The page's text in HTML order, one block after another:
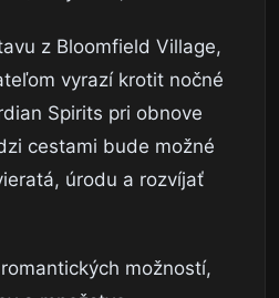
z Bloomfield Village,
vyrazí krotit nočné
Spirits pri obnove
cestami bude možné
úrodu a rozvíjať
možností,